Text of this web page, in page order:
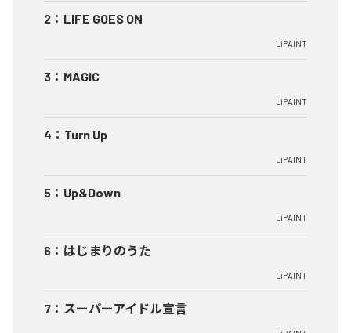
2 ： LIFE GOES ON
LiPAINT
3 ： MAGIC
LiPAINT
4 ： Turn Up
LiPAINT
5 ： Up&Down
LiPAINT
6 ： はじまりのうた
LiPAINT
7 ： スーパーアイドル宣言